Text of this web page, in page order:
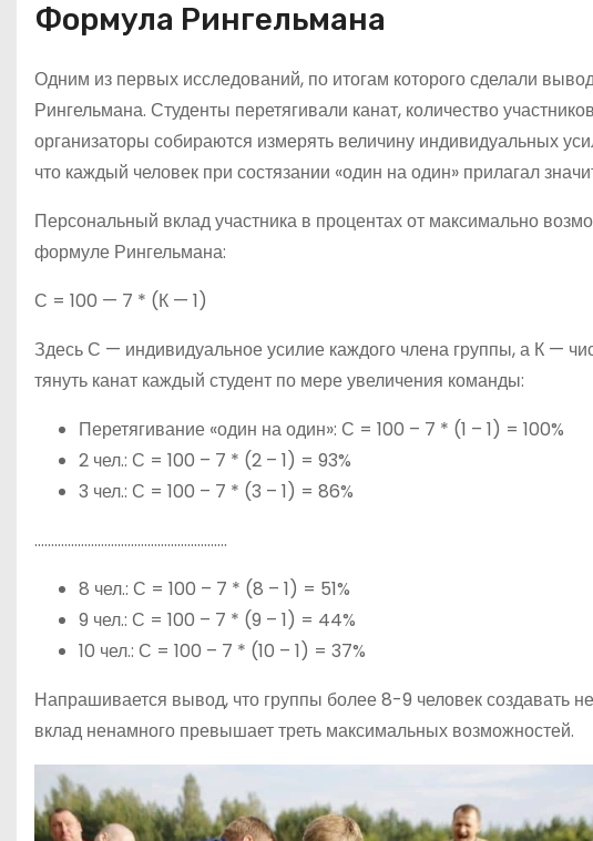
Формула Рингельмана
Одним из первых исследований, по итогам которого сделали
Рингельмана. Студенты перетягивали канат, количество
организаторы собираются измерять величину индивидуальных
что каждый человек при состязании «один на один» прилагал
Персональный вклад участника в процентах от максимально
формуле Рингельмана:
С = 100 — 7 * (К — 1)
Здесь С — индивидуальное усилие каждого члена группы, а К —
тянуть канат каждый студент по мере увеличения команды:
Перетягивание «один на один»: С = 100 – 7 * (1 – 1) = 100%
2 чел.: С = 100 – 7 * (2 – 1) = 93%
3 чел.: С = 100 – 7 * (3 – 1) = 86%
………………………………………………….
8 чел.: С = 100 – 7 * (8 – 1) = 51%
9 чел.: С = 100 – 7 * (9 – 1) = 44%
10 чел.: С = 100 – 7 * (10 – 1) = 37%
Напрашивается вывод, что группы более 8-9 человек создавать
вклад ненамного превышает треть максимальных возможностей.